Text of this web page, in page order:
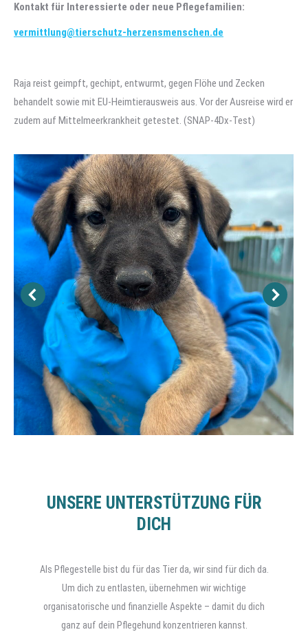
Kontakt für Interessierte oder neue Pflegefamilien:
vermittlung@tierschutz-herzensmenschen.de
Raja reist geimpft, gechipt, entwurmt, gegen Flöhe und Zecken
behandelt sowie mit EU-Heimtierausweis aus. Vor der Ausreise wird er
zudem auf Mittelmeerkrankheit getestet. (SNAP-4Dx-Test)
UNSERE UNTERSTÜTZUNG FÜR
DICH
Als Pflegestelle bist du für das Tier da, wir sind für dich da.
Um dich zu entlasten, übernehmen wir wichtige
organisatorische und finanzielle Aspekte – damit du dich
ganz auf dein Pflegehund konzentrieren kannst.